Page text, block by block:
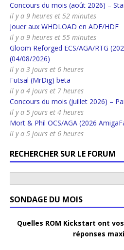
Concours du mois (août 2026) –
il y a 9 heures et 52 minutes
Jouer aux WHDLOAD en ADF/HDF
il y a 9 heures et 55 minutes
Gloom Reforged ECS/AGA/RTG
(04/08/2026)
il y a 3 jours et 6 heures
Futsal (MrDig) beta
il y a 4 jours et 7 heures
Concours du mois (juillet 2026) –
il y a 5 jours et 4 heures
Mort & Phil OCS/AGA (2026
il y a 5 jours et 6 heures
RECHERCHER SUR LE FORUM
SONDAGE DU MOIS
Quelles ROM Kickstart ont
réponses